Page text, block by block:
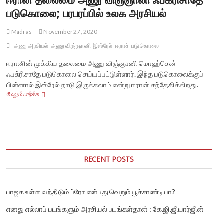
படுகொலை; பரபரப்பில் உலக அரசியல்
Madras
November 27, 2020
அணு அரசியல் அணு விஞ்ஞானி இஸ்ரேல் ஈரான் படுகொலை
ஈரானின் முக்கிய தலைமை அணு விஞ்ஞானி மொஹ்சென்
ஃபக்ரிசாதே படுகொலை செய்யப்பட்டுள்ளார். இந்த படுகொலைக்குப்
பின்னால் இஸ்ரேல் நாடு இருக்கலாம் என்று ஈரான் சந்தேகிக்கிறது.
மேலும் பார்க்கஈரான்
RECENT POSTS
பாஜக உள்ள வந்திடும் ப்ரோ என்பது வெறும் பூச்சாண்டியா?
எனது எல்லாப் படங்களும் அரசியல் படங்கள்தான் : கே.ஜி.ஜியார்ஜின்